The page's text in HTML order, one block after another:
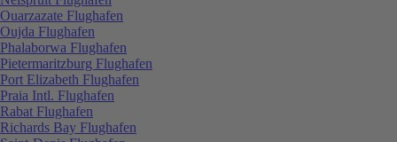
Ouarzazate Flughafen
Oujda Flughafen
Phalaborwa Flughafen
Pietermaritzburg Flughafen
Port Elizabeth Flughafen
Praia Intl. Flughafen
Rabat Flughafen
Richards Bay Flughafen